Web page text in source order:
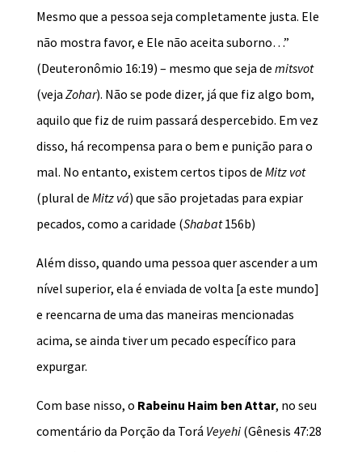
Mesmo que a pessoa seja completamente justa. Ele
não mostra favor, e Ele não aceita suborno…”
(Deuteronômio 16:19) – mesmo que seja de mitsvot
(veja Zohar). Não se pode dizer, já que fiz algo bom,
aquilo que fiz de ruim passará despercebido. Em vez
disso, há recompensa para o bem e punição para o
mal. No entanto, existem certos tipos de Mitz vot
(plural de Mitz vá) que são projetadas para expiar
pecados, como a caridade (Shabat156b)
Além disso, quando uma pessoa quer ascender a um
nível superior, ela é enviada de volta [a este mundo]
e reencarna de uma das maneiras mencionadas
acima, se ainda tiver um pecado específico para
expurgar.
Com base nisso, o Rabeinu Haim ben Attar, no seu
comentário da Porção da Torá Veyehi(Gênesis 47:28